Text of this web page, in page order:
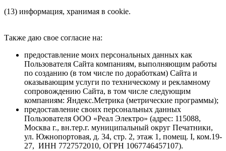
(13) информация, хранимая в cookie.
Также даю свое согласие на:
предоставление моих персональных данных как
Пользователя Сайта компаниям, выполняющим работы
по созданию (в том числе по доработкам) Сайта и
оказывающим услуги по техническому и рекламному
сопровождению Сайта, в том числе следующим
компаниям: Яндекс.Метрика (метрические программы);
предоставление своих персональных данных
Пользователя ООО «Реал Электро» (адрес: 115088,
Москва г., вн.тер.г. муниципальный округ Печатники,
ул. Южнопортовая, д. 34, стр. 2, этаж 1, помещ. I, ком.19-
27, ИНН 7727572010, ОГРН 1067746457107).